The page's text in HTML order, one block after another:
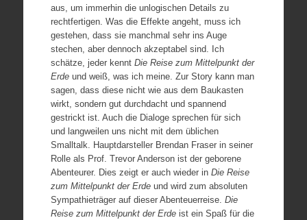
aus, um immerhin die unlogischen Details zu
rechtfertigen. Was die Effekte angeht, muss ich
gestehen, dass sie manchmal sehr ins Auge
stechen, aber dennoch akzeptabel sind. Ich
schätze, jeder kennt Die Reise zum Mittelpunkt der
Erdeund weiß, was ich meine. Zur Story kann man
sagen, dass diese nicht wie aus dem Baukasten
wirkt, sondern gut durchdacht und spannend
gestrickt ist. Auch die Dialoge sprechen für sich
und langweilen uns nicht mit dem üblichen
Smalltalk. Hauptdarsteller Brendan Fraser in seiner
Rolle als Prof. Trevor Anderson ist der geborene
Abenteurer. Dies zeigt er auch wieder in Die Reise
zum Mittelpunkt der Erdeund wird zum absoluten
Sympathieträger auf dieser Abenteuerreise. Die
Reise zum Mittelpunkt der Erdeist ein Spaß für die